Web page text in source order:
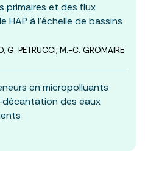
primaires et des flux
à l’échelle de bassins
G. PETRUCCI, M.-C. GROMAIRE
en micropolluants
décantation des eaux